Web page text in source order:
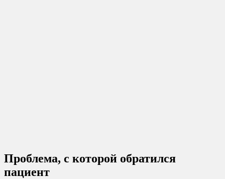
Проблема, с которой обратился
пациент